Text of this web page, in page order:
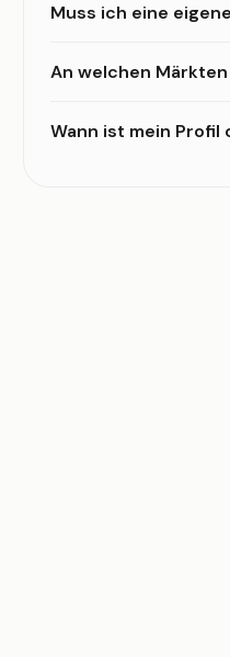
Muss ich eine
An welchen
Wann ist mein Profil